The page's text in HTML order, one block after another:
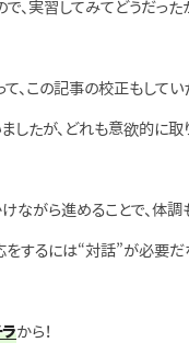
実習してみてどうだっ
、この記事の校正もしてい
たが、どれも意欲的に取
がら進めることで、体調
するには“対話”が必要だ
から！